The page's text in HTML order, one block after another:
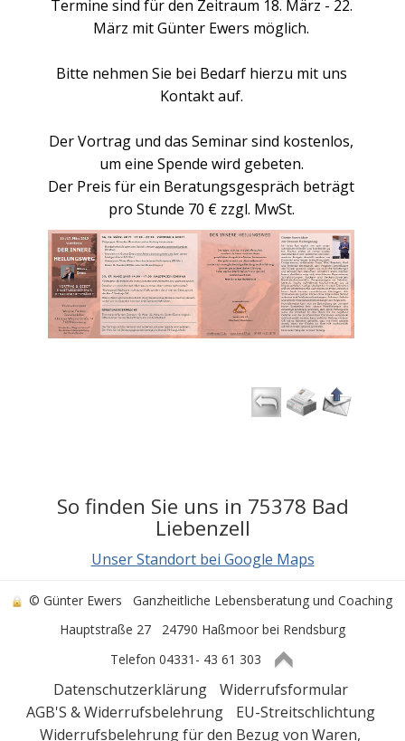
Termine sind für den Zeitraum 18. März - 22.
März mit Günter Ewers möglich.
Bitte nehmen Sie bei Bedarf hierzu mit uns
Kontakt auf.
Der Vortrag und das Seminar sind kostenlos,
um eine Spende wird gebeten.
Der Preis für ein Beratungsgespräch beträgt
pro Stunde 70 € zzgl. MwSt.
So finden Sie uns in 75378 Bad
Liebenzell
Unser Standort bei Google Maps
© Günter Ewers
Ganzheitliche Lebensberatung und Coaching
Hauptstraße 27
24790 Haßmoor bei Rendsburg
Telefon 04331- 43 61 303
Datenschutzerklärung
Widerrufsformular
AGB'S & Widerrufsbelehrung
EU-Streitschlichtung
Widerrufsbelehrung für den Bezug von Waren,